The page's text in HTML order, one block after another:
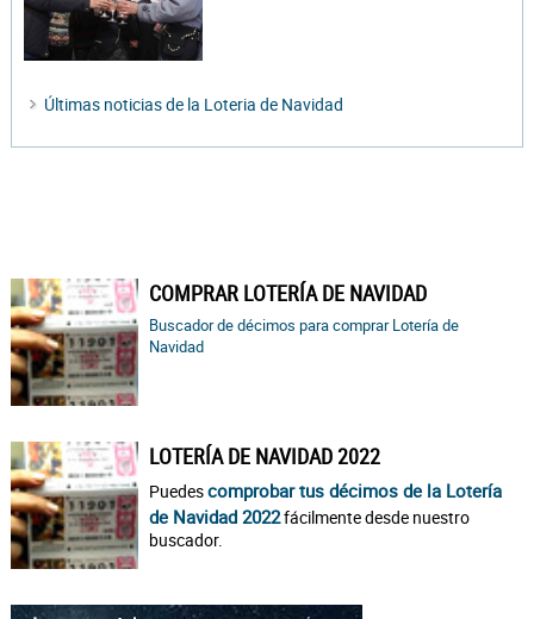
Últimas noticias de la Loteria de Navidad
COMPRAR LOTERÍA DE NAVIDAD
Buscador de décimos para comprar Lotería de
Navidad
LOTERÍA DE NAVIDAD 2022
Puedescomprobar tus décimos de la Lotería
de Navidad 2022fácilmente desde nuestro
buscador.